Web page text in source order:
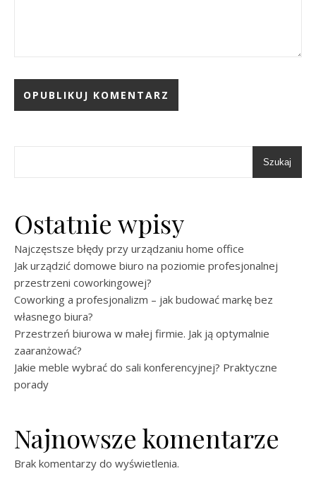
Szukaj
Ostatnie wpisy
Najczęstsze błędy przy urządzaniu home office
Jak urządzić domowe biuro na poziomie profesjonalnej
przestrzeni coworkingowej?
Coworking a profesjonalizm – jak budować markę bez
własnego biura?
Przestrzeń biurowa w małej firmie. Jak ją optymalnie
zaaranżować?
Jakie meble wybrać do sali konferencyjnej? Praktyczne
porady
Najnowsze komentarze
Brak komentarzy do wyświetlenia.